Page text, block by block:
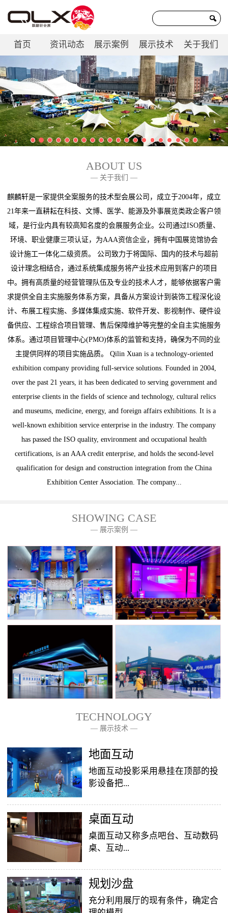
首页 资讯动态 展示案例 展示技术 关于我们
联系我们
ABOUT US
— 关于我们 —
麒麟轩是一家提供全案服务的技术型会展公司，成立于2004年，成立
21年来一直耕耘在科技、文博、医学、能源及外事展览类政企客户领
域，是行业内具有较高知名度的会展服务企业。公司通过ISO质量、
环境、职业健康三项认证，为AAA资信企业，拥有中国展览馆协会
设计施工一体化二级资质。 公司致力于将国际、国内的技术与超前
设计理念相结合，通过系统集成服务将产业技术应用到客户的项目
中。拥有高质量的经营管理队伍及专业的技术人才，能够依据客户需
求提供全自主实施服务体系方案，具备从方案设计到装饰工程深化设
计、布展工程实施、多媒体集成实施、软件开发、影视制作、硬件设
备供应、工程综合项目管理、售后保障维护等完整的全自主实施服务
体系。通过项目管理中心(PMO)体系的监管和支持，确保为不同的业
主提供同样的项目实施品质。 Qilin Xuan is a technology-oriented
exhibition company providing full-service solutions. Founded in 2004,
over the past 21 years, it has been dedicated to serving government and
enterprise clients in the fields of science and technology, cultural relics
and museums, medicine, energy, and foreign affairs exhibitions. It is a
well-known exhibition service enterprise in the industry. The company
has passed the ISO quality, environment and occupational health
certifications, is an AAA credit enterprise, and holds the second-level
qualification for design and construction integration from the China
Exhibition Center Association. The company...
SHOWING CASE
— 展示案例 —
TECHNOLOGY
— 展示技术 —
地面互动
地面互动投影采用悬挂在顶部的投
影设备把...
影像效果投射到地面，当参访着走
至投影区域时，通过系统识别，参
访者可以直接使用双脚或动作与投
效果就会随着你的脚步产生相应的
变幻。地面互动投影系统是集虚拟
互动投影项目，包括水波纹、翻
桌面互动
桌面互动又称多点吧台、互动数码
桌、互动...
投影桌面，让普通的吧台（桌面）
变成一个多媒体互动娱乐游戏消费
平台，图文并茂，形式新颖，令桌
​规划沙盘
充分利用展厅的现有条件，确定合